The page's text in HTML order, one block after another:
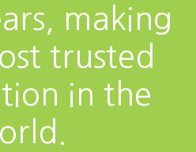
making
trusted
in the